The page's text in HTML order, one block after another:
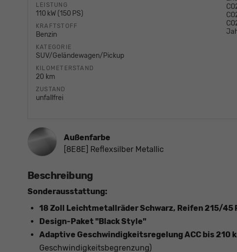
LEISTUNG
110 kW (150 PS)
KRAFTSTOFF
Benzin
KATEGORIE
SUV/Geländewagen/Pickup
KILOMETERSTAND
20 km
ZUSTAND
unfallfrei
Außenfarbe
[8E8E] Reflexsilber Metallic
Beschreibung
Sonderausstattung:
18 Zoll Leichtmetallräder Schwarz, Reifen 215/45
Design-Paket "Black Style"
Adaptive Geschwindigkeitsregelung ACC bis 210
Geschwindigkeitsbegrenzung)